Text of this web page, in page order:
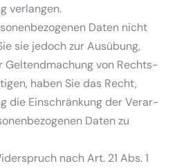
verlangen.
Daten nicht
sie jedoch zur Ausübung,
Geltend­ma­chung von Rechts­
haben Sie das Recht,
die Einschränkung der Verar­
Daten zu
nach Art. 21 Abs. 1